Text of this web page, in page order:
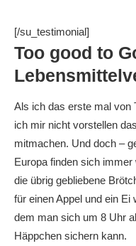
[/su_testimonial]
Too good to
Als ich das erste mal von
ich mir nicht vorstellen
mitmachen. Und doch –
Europa finden sich
die übrig gebliebene
für einen Appel und ein Ei
dem man sich um 8 Uhr
Häppchen sichern kann.